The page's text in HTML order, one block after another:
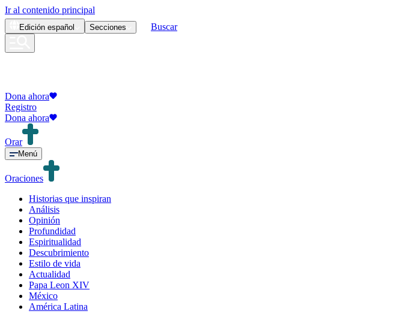
Ir al contenido principal
Edición español Secciones Buscar
Dona ahora
Registro
Dona ahora
Orar
Menú
Oraciones
Historias que inspiran
Análisis
Opinión
Profundidad
Espiritualidad
Descubrimiento
Estilo de vida
Actualidad
Papa Leon XIV
México
América Latina